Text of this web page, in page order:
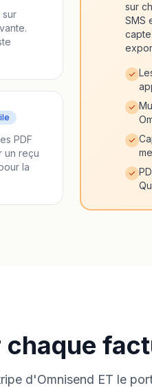
sur
PDF
un reçu
la
sur
SMS
d'Omnisend ET le